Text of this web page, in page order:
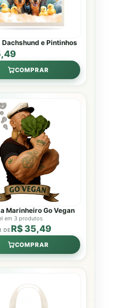
Dachshund e Pintinhos
COMPRAR
Marinheiro Go Vegan
em 3 produtos
DER$ 35,49
COMPRAR